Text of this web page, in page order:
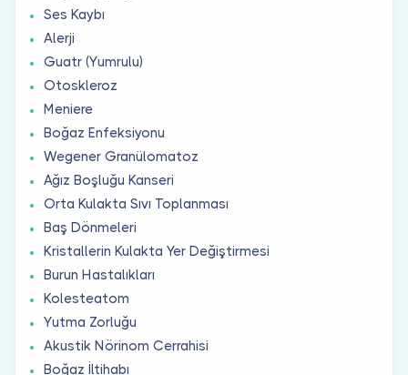
Ses Kaybı
Alerji
Guatr (Yumrulu)
Otoskleroz
Meniere
Boğaz Enfeksiyonu
Wegener Granülomatoz
Ağız Boşluğu Kanseri
Orta Kulakta Sıvı Toplanması
Baş Dönmeleri
Kristallerin Kulakta Yer Değiştirmesi
Burun Hastalıkları
Kolesteatom
Yutma Zorluğu
Akustik Nörinom Cerrahisi
Boğaz İltihabı